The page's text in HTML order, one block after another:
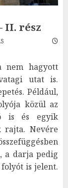
II. rész
nem hagyott
utat is.
Például,
közül az
is és egyik
Nevére
a darja pedig
is jelent.